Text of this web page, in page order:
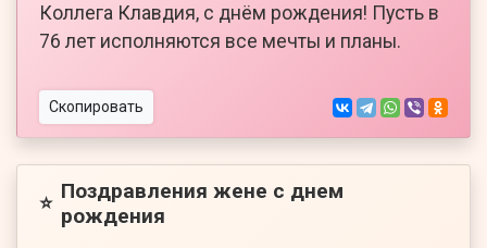
Коллега Клавдия, с днём рождения! Пусть в
76 лет исполняются все мечты и планы.
Скопировать
⭐ Поздравления жене с днем
рождения